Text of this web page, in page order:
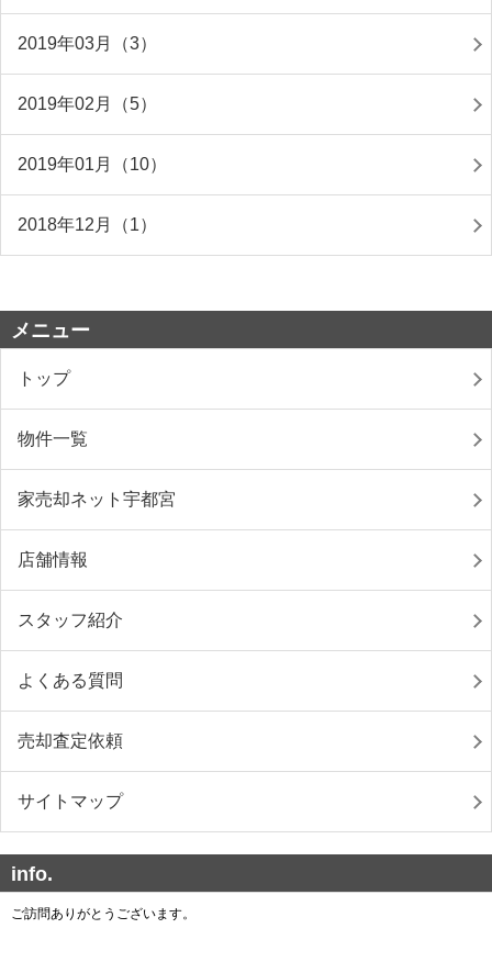
2019年03月（3）
2019年02月（5）
2019年01月（10）
2018年12月（1）
メニュー
トップ
物件一覧
家売却ネット宇都宮
店舗情報
スタッフ紹介
よくある質問
売却査定依頼
サイトマップ
info.